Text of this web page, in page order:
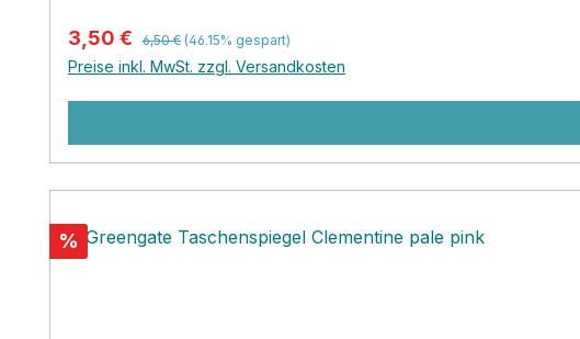
Verkaufspreis:
3,50 € Regulärer Preis:
6,50 € (46.15% gespart)
Preise inkl. MwSt. zzgl. Versandkosten
Rabatt
%